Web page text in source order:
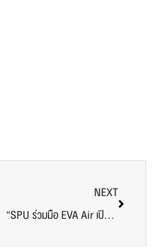
NEXT
“SPU ร่วมมือ EVA Air เปิดอบรมพิเศษ เสริมทักษะนักศึกษาสู่เส้นทางอุตสาหกรรมด้านการบินระดับสากล”